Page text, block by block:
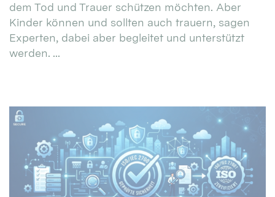
dem Tod und Trauer schützen möchten. Aber
Kinder können und sollten auch trauern, sagen
Experten, dabei aber begleitet und unterstützt
werden. ...